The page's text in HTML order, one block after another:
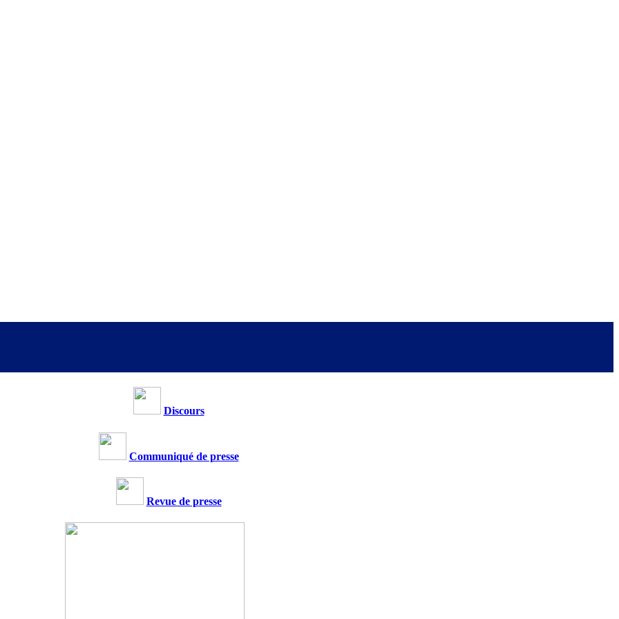
Discours
Communiqué de presse
Revue de presse